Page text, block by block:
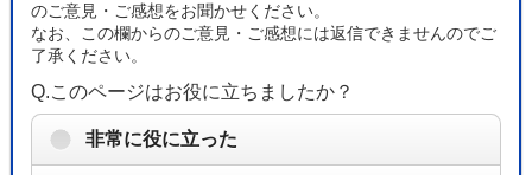
のご意見・ご感想をお聞かせください。
なお、この欄からのご意見・ご感想には返信できませんのでご
了承ください。
Q.このページはお役に立ちましたか？
非常に役に立った